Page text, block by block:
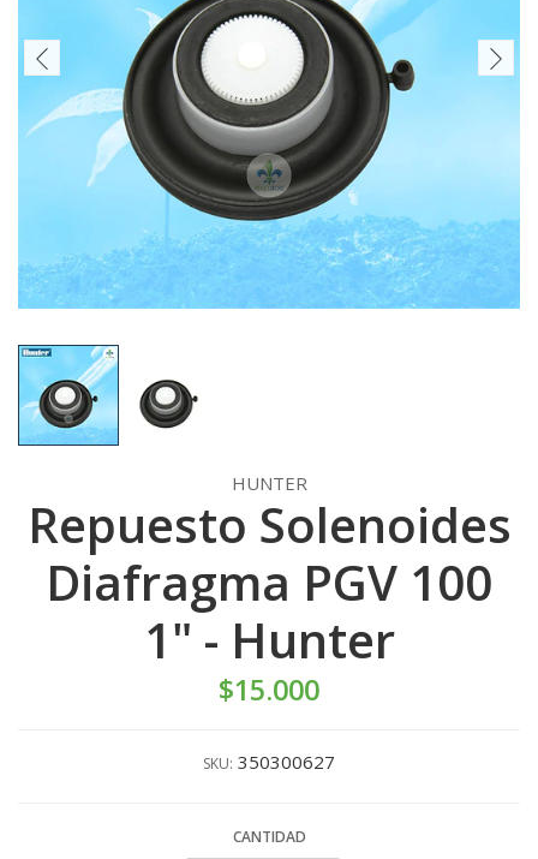
HUNTER
Repuesto Solenoides
Diafragma PGV 100
1" - Hunter
$15.000
SKU: 350300627
CANTIDAD